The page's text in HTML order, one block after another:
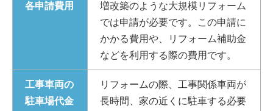
各申請費用
増改築のような大規模リフォーム
では申請が必要です。この申請に
かかる費用や、リフォーム補助金
などを利用する際の費用です。
工事車両の
駐車場代金
リフォームの際、工事関係車両が
長時間、家の近くに駐車する必要